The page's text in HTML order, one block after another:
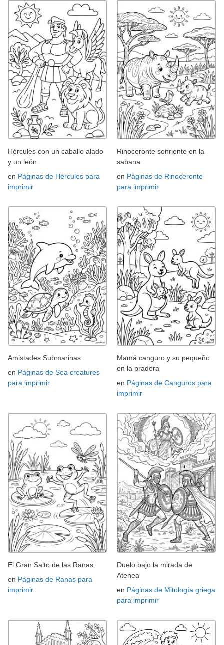
Hércules con un caballo alado
y un león
en Páginas de Hércules para
imprimir
Rinoceronte sonriente en la
sabana
en Páginas de Rinoceronte
para imprimir
Amistades Submarinas
en Páginas de Sea creatures
para imprimir
Mamá canguro y su pequeño
en la pradera
en Páginas de Canguros para
imprimir
El Gran Salto de las Ranas
en Páginas de Ranas para
imprimir
Duelo bajo la mirada de
Atenea
en Páginas de Mitología griega
para imprimir